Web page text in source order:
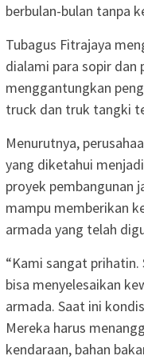
berbulan-bulan tanpa
Tubagus Fitrajaya
dialami para sopir dan
menggantungkan
truck dan truk tangki
Menurutnya,
yang diketahui
proyek pembangunan
mampu memberikan
armada yang telah
“Kami sangat prihatin.
bisa menyelesaikan
armada. Saat ini
Mereka harus
kendaraan, bahan